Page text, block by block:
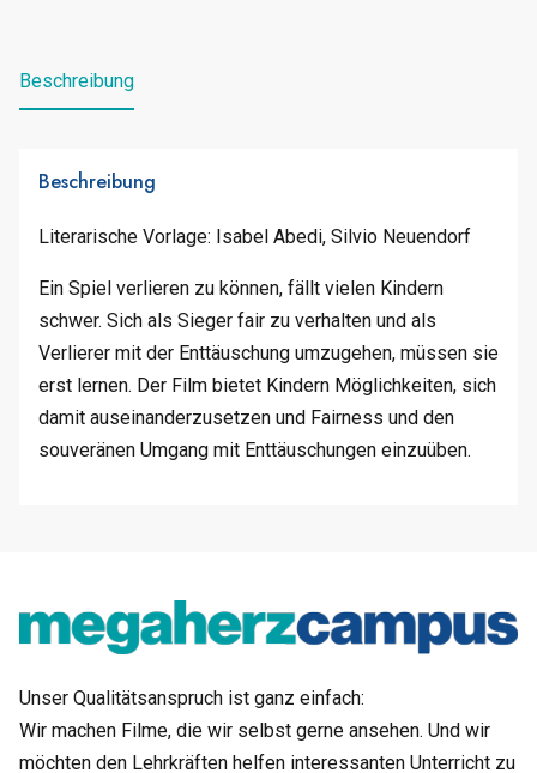
Beschreibung
Beschreibung
Literarische Vorlage: Isabel Abedi, Silvio Neuendorf
Ein Spiel verlieren zu können, fällt vielen Kindern
schwer. Sich als Sieger fair zu verhalten und als
Verlierer mit der Enttäuschung umzugehen, müssen sie
erst lernen. Der Film bietet Kindern Möglichkeiten, sich
damit auseinanderzusetzen und Fairness und den
souveränen Umgang mit Enttäuschungen einzuüben.
Unser Qualitätsanspruch ist ganz einfach:
Wir machen Filme, die wir selbst gerne ansehen. Und wir
möchten den Lehrkräften helfen interessanten Unterricht zu